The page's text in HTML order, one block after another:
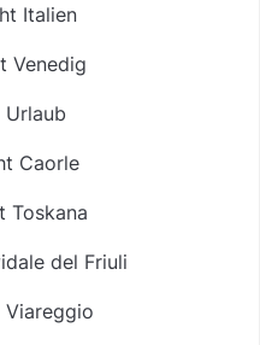
Italien
Venedig
Urlaub
Caorle
Toskana
del Friuli
Viareggio